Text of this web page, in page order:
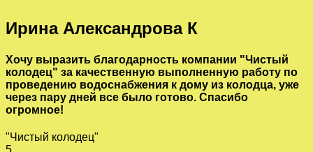
Ирина Александрова К
Хочу выразить благодарность компании "Чистый
колодец" за качественную выполненную работу по
проведению водоснабжения к дому из колодца, уже
через пару дней все было готово. Спасибо
огромное!
"Чистый колодец"
5